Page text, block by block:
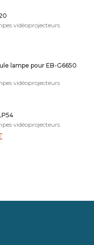
vidéoprojecteurs
lampe pour EB-G6650
vidéoprojecteurs
vidéoprojecteurs